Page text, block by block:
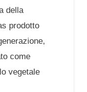
della
prodotto
come
vegetale